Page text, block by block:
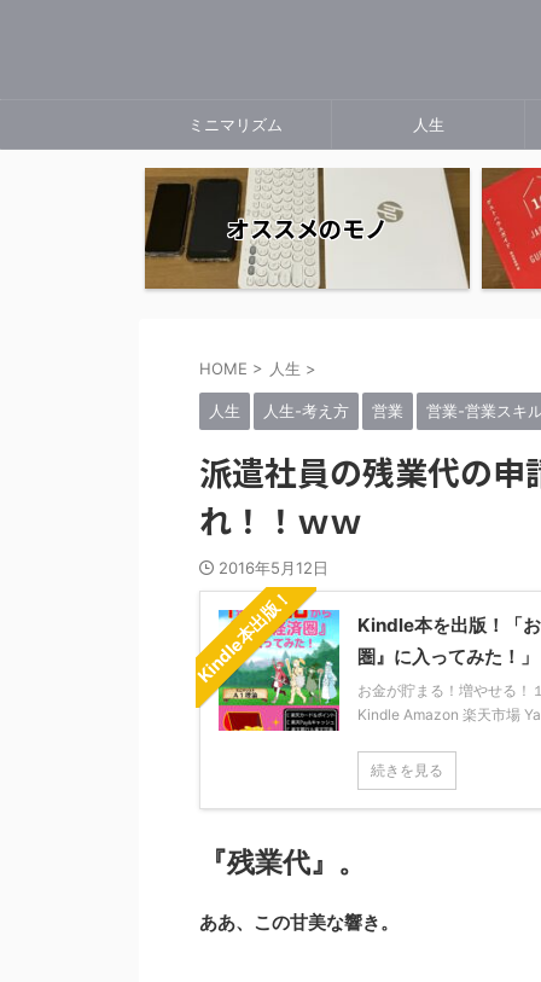
ミニマリズム 人生
オススメのモノ
HOME > 人生 >
人生 人生-考え方 営業 営業-営業スキ
派遣社員の残業代の
れ！！ｗｗ
2016年5月12日
Kindle本出版！
Kindle本を出版！「
圏』に入ってみた！」
お金が貯まる！増やせる！
Kindle Amazon 楽天市場
続きを見る
『残業代』。
ああ、この甘美な響き。